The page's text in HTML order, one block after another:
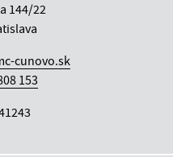
144/22
cunovo.sk
153